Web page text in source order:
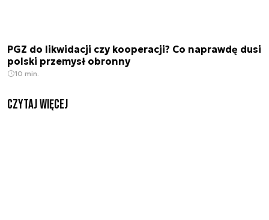
PGZ do likwidacji czy kooperacji? Co naprawdę dusi
polski przemysł obronny
10 min.
czytaj więcej